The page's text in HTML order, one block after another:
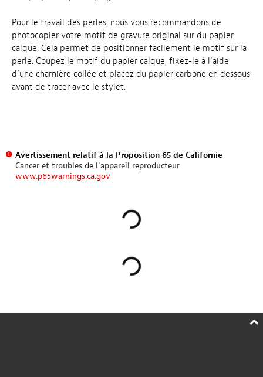
Pour le travail des perles, nous vous recommandons de
photocopier votre motif de gravure original sur du papier
calque. Cela permet de positionner facilement le motif sur la
perle. Coupez le motif du papier calque, fixez-le à l’aide
d’une charnière collée et placez du papier carbone en dessous
avant de tracer avec le stylet.
Avertissement relatif à la Proposition 65 de Californie
Cancer et troubles de l’appareil reproducteur
www.p65warnings.ca.gov